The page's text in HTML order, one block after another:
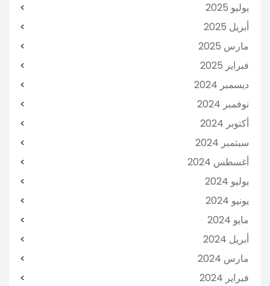
يوليو 2025
أبريل 2025
مارس 2025
فبراير 2025
ديسمبر 2024
نوفمبر 2024
أكتوبر 2024
سبتمبر 2024
أغسطس 2024
يوليو 2024
يونيو 2024
مايو 2024
أبريل 2024
مارس 2024
فبراير 2024